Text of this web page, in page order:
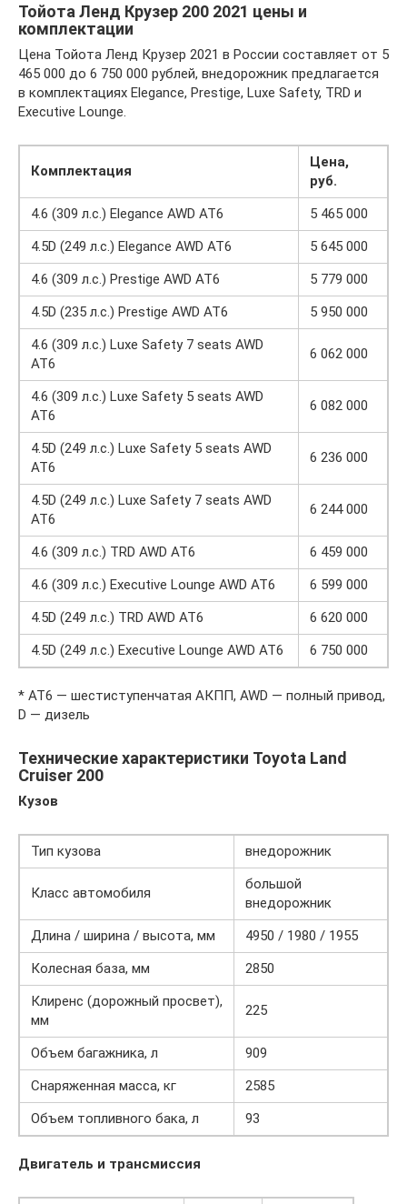
Тойота Ленд Крузер 200 2021 цены и
комплектации
Цена Тойота Ленд Крузер 2021 в России составляет от 5
465 000 до 6 750 000 рублей, внедорожник предлагается
в комплектациях Elegance, Prestige, Luxe Safety, TRD и
Executive Lounge.
Комплектация
Цена,
руб.
4.6 (309 л.с.) Elegance AWD AT6
5 465 000
4.5D (249 л.с.) Elegance AWD AT6
5 645 000
4.6 (309 л.с.) Prestige AWD AT6
5 779 000
4.5D (235 л.с.) Prestige AWD AT6
5 950 000
4.6 (309 л.с.) Luxe Safety 7 seats AWD
AT6
6 062 000
4.6 (309 л.с.) Luxe Safety 5 seats AWD
AT6
6 082 000
4.5D (249 л.с.) Luxe Safety 5 seats AWD
AT6
6 236 000
4.5D (249 л.с.) Luxe Safety 7 seats AWD
AT6
6 244 000
4.6 (309 л.с.) TRD AWD AT6
6 459 000
4.6 (309 л.с.) Executive Lounge AWD AT6
6 599 000
4.5D (249 л.с.) TRD AWD AT6
6 620 000
4.5D (249 л.с.) Executive Lounge AWD AT6
6 750 000
* AT6 — шестиступенчатая АКПП, AWD — полный привод,
D — дизель
Технические характеристики Toyota Land
Cruiser 200
Кузов
Тип кузова внедорожник
Класс автомобиля
большой
внедорожник
Длина / ширина / высота, мм
4950 / 1980 / 1955
Колесная база, мм
2850
Клиренс (дорожный просвет),
мм
225
Объем багажника, л
909
Снаряженная масса, кг
2585
Объем топливного бака, л
93
Двигатель и трансмиссия